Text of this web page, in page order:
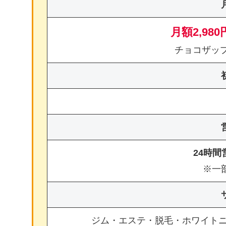
月額2,980
チョコザッ
24時間
※一
ジム・エステ・脱毛・ホワイト